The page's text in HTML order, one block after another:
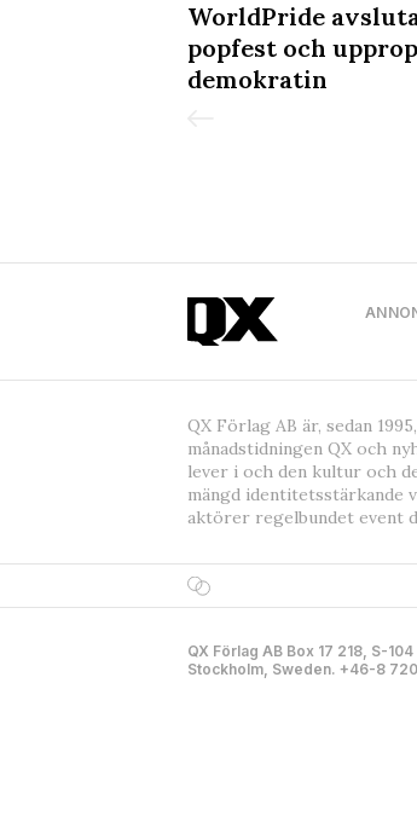
WorldPride
popfest och
demokratin
QX Förlag AB är, sedan
månadstidningen QX och
lever i och den kultur och
mängd identitetsstärkande
aktörer regelbundet event
QX Förlag AB Box 17 218, S-104
Stockholm, Sweden. +46-8